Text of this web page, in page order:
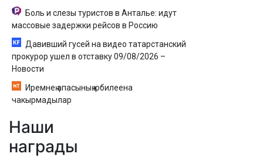
Боль и слезы туристов в Анталье: идут
массовые задержки рейсов в Россию
Давивший гусей на видео татарстанский
прокурор ушел в отставку 09/08/2026 –
Новости
Иремнең апасының юбилеена
чакырмадылар
Наши
награды